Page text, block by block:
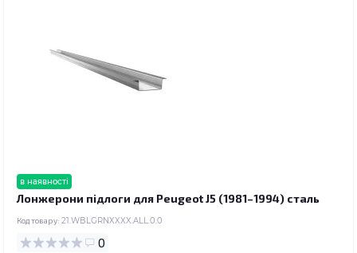
в наявності
Лонжерони підлоги для Peugeot J5 (1981–1994) сталь
Код товару: 21.WBLGRNXXXX.ALL.0.0
0